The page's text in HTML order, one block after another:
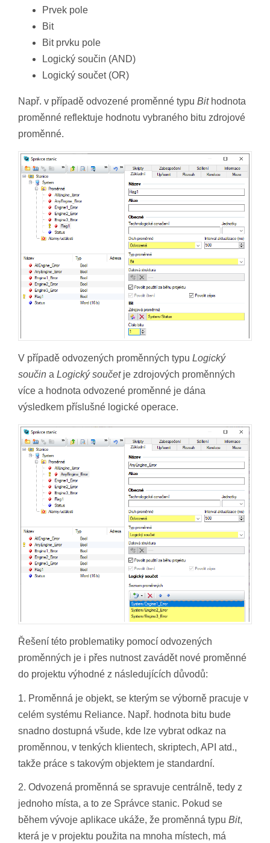
Prvek pole
Bit
Bit prvku pole
Logický součin (AND)
Logický součet (OR)
Např. v případě odvozené proměnné typu Bithodnota
proměnné reflektuje hodnotu vybraného bitu zdrojové
proměnné.
V případě odvozených proměnných typu Logický
součin a Logický součetje zdrojových proměnných
více a hodnota odvozené proměnné je dána
výsledkem příslušné logické operace.
Řešení této problematiky pomocí odvozených
proměnných je i přes nutnost zavádět nové proměnné
do projektu výhodné z následujících důvodů:
1. Proměnná je objekt, se kterým se výborně pracuje v
celém systému Reliance. Např. hodnota bitu bude
snadno dostupná všude, kde lze vybrat odkaz na
proměnnou, v tenkých klientech, skriptech, API atd.,
takže práce s takovým objektem je standardní.
2. Odvozená proměnná se spravuje centrálně, tedy z
jednoho místa, a to ze Správce stanic. Pokud se
během vývoje aplikace ukáže, že proměnná typu Bit,
která je v projektu použita na mnoha místech, má